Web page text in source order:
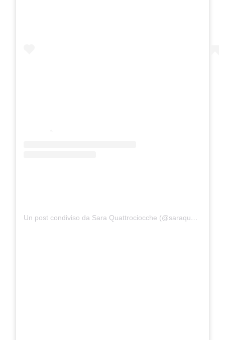
Un post condiviso da Sara Quattrociocche (@saraquattrociocche)